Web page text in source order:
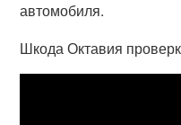
автомобиля.
Шкода Октавия